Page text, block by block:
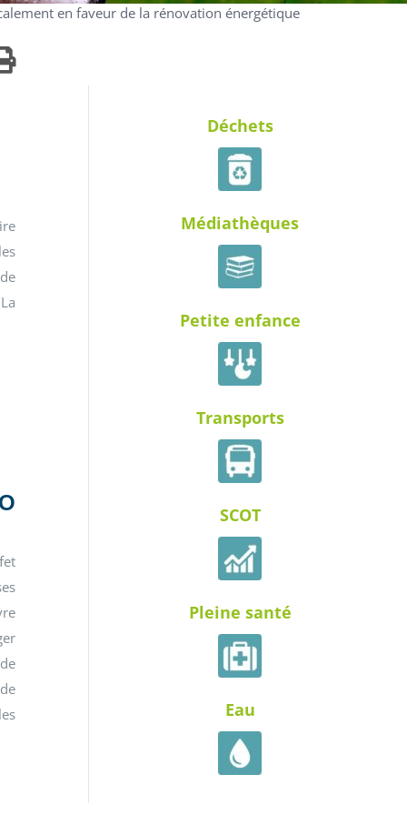
en faveur de la rénovation énergétique
Déchets
Médiathèques
Petite enfance
Transports
SCOT
Pleine santé
Eau